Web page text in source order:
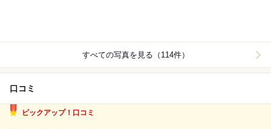
すべての写真を見る（114件）
口コミ
ピックアップ！口コミ